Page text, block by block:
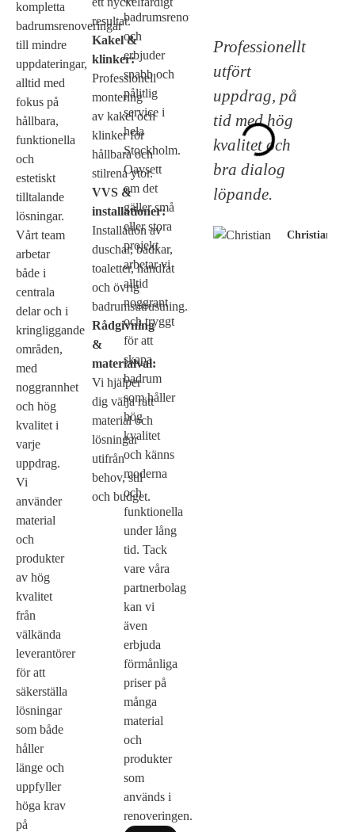
kompletta
badrumsrenoveringar
till mindre
uppdateringar,
alltid med
fokus på
hållbara,
funktionella
och
estetiskt
tilltalande
lösningar.
Vårt team
arbetar
både i
centrala
delar och i
kringliggande
områden,
med
noggrannhet
och hög
kvalitet i
varje
uppdrag.
Vi
använder
material
och
produkter
av hög
kvalitet
från
välkända
leverantörer
för att
säkerställa
lösningar
som både
håller
länge och
uppfyller
höga krav
på
resultat.
Kakel &
klinker:
Professionell
montering
av kakel och
klinker för
hållbara och
stilrena ytor.
VVS &
installationer:
Installation av
duschar, badkar,
toaletter, handfat
och övrig
badrumsutrustning.
Rådgivning
&
materialval:
Vi hjälper
dig välja rätt
material och
lösningar
utifrån
behov, stil
och budget.
badrumsrenoveringar
och
erbjuder
snabb och
pålitlig
service i
hela
Stockholm.
Oavsett
om det
gäller små
eller stora
projekt
arbetar vi
alltid
noggrant
och tryggt
för att
skapa
badrum
som håller
hög
kvalitet
och känns
moderna
och
funktionella
under lång
tid. Tack
vare våra
partnerbolag
kan vi
även
erbjuda
förmånliga
priser på
många
material
och
produkter
som
används i
renoveringen.
Professionellt
utfört
uppdrag, på
tid med hög
kvalitet och
bra dialog
löpande.
Christian